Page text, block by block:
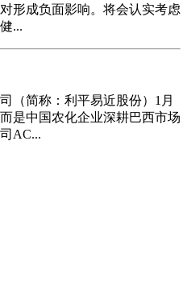
形成负面影响。将会认实考虑
...
（简称：利平易近股份）1月
是中国农化企业深耕巴西市场
AC...